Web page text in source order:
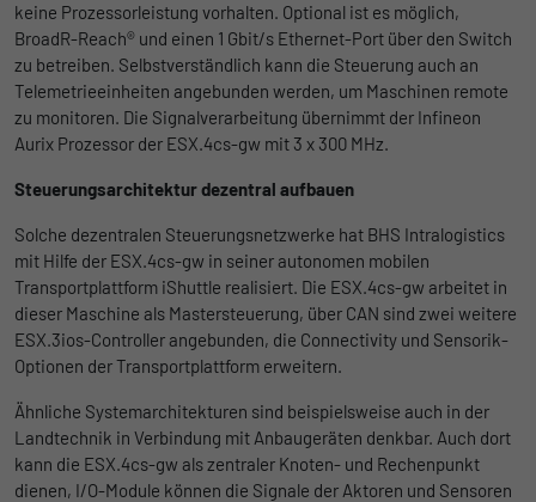
keine Prozessorleistung vorhalten. Optional ist es möglich,
BroadR-Reach® und einen 1 Gbit/s Ethernet-Port über den Switch
zu betreiben. Selbstverständlich kann die Steuerung auch an
Telemetrieeinheiten angebunden werden, um Maschinen remote
zu monitoren. Die Signalverarbeitung übernimmt der Infineon
Aurix Prozessor der ESX.4cs-gw mit 3 x 300 MHz.
Steuerungsarchitektur dezentral aufbauen
Solche dezentralen Steuerungsnetzwerke hat BHS Intralogistics
mit Hilfe der ESX.4cs-gw in seiner autonomen mobilen
Transportplattform iShuttle realisiert. Die ESX.4cs-gw arbeitet in
dieser Maschine als Mastersteuerung, über CAN sind zwei weitere
ESX.3ios-Controller angebunden, die Connectivity und Sensorik-
Optionen der Transportplattform erweitern.
Ähnliche Systemarchitekturen sind beispielsweise auch in der
Landtechnik in Verbindung mit Anbaugeräten denkbar. Auch dort
kann die ESX.4cs-gw als zentraler Knoten- und Rechenpunkt
dienen, I/O-Module können die Signale der Aktoren und Sensoren
Zweck
verwendet wird, um statistische Daten
dazu, wie der Besucher die Website nutzt,
zu generieren.
Name _gat_UA-139898258-1
Anbieter Google
Laufzeit 1 Tag
Zweck
Google Analytics nimmt sich diesen Cookie
zur Hilfe, um die Anforderungsrate zu
drosseln und die Datenerfassung auf
Websites mit hohem Datenverkehr zu
begrenzen.
Name _pk_id
Laufzeit 1 Tag
Wird für die Datenweiterleitung von einem
Server an einen anderen verwendet.
Laufzeit 2 Jahre
Zweck
Browser-ID-Cookie zur eindeutigen
Identifizierung von Geräten, die auf
LinkedIn-Dienste zugreifen.